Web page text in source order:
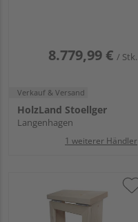
8.779,99 € / Stk.
Verkauf & Versand
HolzLand Stoellger
Langenhagen
1 weiterer Händler